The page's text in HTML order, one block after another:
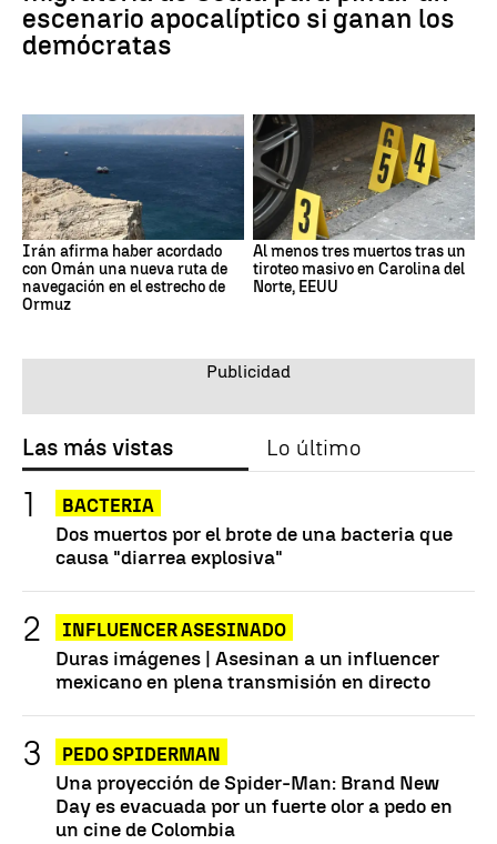
escenario apocalíptico si ganan los
demócratas
Irán afirma haber acordado
con Omán una nueva ruta de
navegación en el estrecho de
Ormuz
Al menos tres muertos tras un
tiroteo masivo en Carolina del
Norte, EEUU
Las más vistas Lo último
BACTERIA
Dos muertos por el brote de una bacteria que
causa "diarrea explosiva"
INFLUENCER ASESINADO
Duras imágenes | Asesinan a un influencer
mexicano en plena transmisión en directo
PEDO SPIDERMAN
Una proyección de Spider-Man: Brand New
Day es evacuada por un fuerte olor a pedo en
un cine de Colombia